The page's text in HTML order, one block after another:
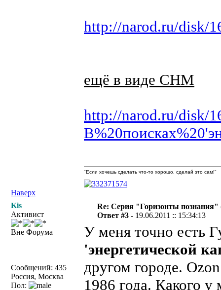
http://narod.ru/disk/
ещё в виде CHM
http://narod.ru/disk/
Наверх
"Если хочешь сделать что-то хорошо, сделай это сам!"
Kis
Активист
Вне Форума
Сообщений: 435
Россия, Москва
Пол:
Re: Серия "Горизонты
Ответ #3 - 19.06.2011 :: 15:34:13
У меня точно есть
'энергетической
другом городе.
1986 года. Какого